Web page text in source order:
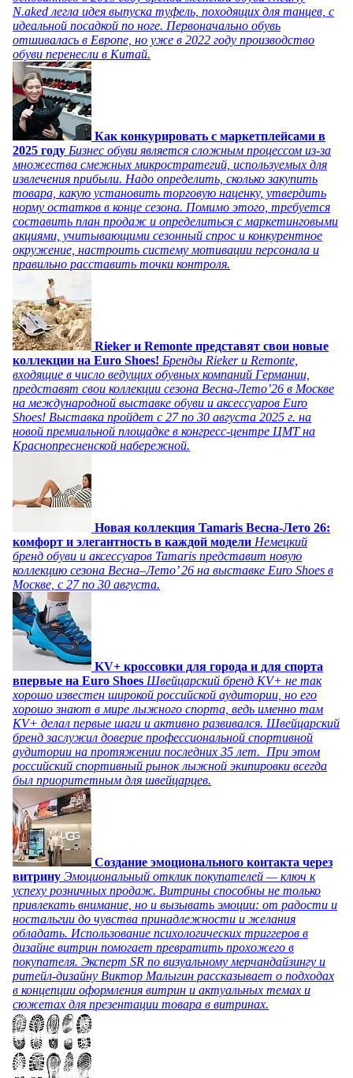
N.aked легла идея выпуска туфель, походящих для танцев, с
идеальной посадкой по ноге. Первоначально обувь
отшивалась в Европе, но уже в 2022 году производство
обуви перенесли в Китай.
Как конкурировать с маркетплейсами в
2025 году Бизнес обуви является сложным процессом из-за
множества смежных микростратегий, используемых для
извлечения прибыли. Надо определить, сколько закупить
товара, какую установить торговую наценку, утвердить
норму остатков в конце сезона. Помимо этого, требуется
составить план продаж и определиться с маркетинговыми
акциями, учитывающими сезонный спрос и конкурентное
окружение, настроить систему мотивации персонала и
правильно расставить точки контроля.
Rieker и Remonte представят свои новые
коллекции на Euro Shoes! Бренды Rieker и Remonte,
входящие в число ведущих обувных компаний Германии,
представят свои коллекции сезона Весна-Лето’26 в Москве
на международной выставке обуви и аксессуаров Euro
Shoes! Выставка пройдет c 27 по 30 августа 2025 г. на
новой премиальной площадке в конгресс-центре ЦМТ на
Краснопресненской набережной.
Новая коллекция Tamaris Весна-Лето 26:
комфорт и элегантность в каждой модели Немецкий
бренд обуви и аксессуаров Tamaris представит новую
коллекцию сезона Весна–Лето’ 26 на выставке Euro Shoes в
Москве, с 27 по 30 августа.
KV+ кроссовки для города и для спорта
впервые на Euro Shoes Швейцарский бренд KV+ не так
хорошо известен широкой российской аудитории, но его
хорошо знают в мире лыжного спорта, ведь именно там
KV+ делал первые шаги и активно развивался. Швейцарский
бренд заслужил доверие профессиональной спортивной
аудитории на протяжении последних 35 лет. При этом
российский спортивный рынок лыжной экипировки всегда
был приоритетным для швейцарцев.
Создание эмоционального контакта через
витрину Эмоциональный отклик покупателей — ключ к
успеху розничных продаж. Витрины способны не только
привлекать внимание, но и вызывать эмоции: от радости и
ностальгии до чувства принадлежности и желания
обладать. Использование психологических триггеров в
дизайне витрин помогает превратить прохожего в
покупателя. Эксперт SR по визуальному мерчандайзингу и
ритейл-дизайну Виктор Малыгин рассказывает о подходах
в концепции оформления витрин и актуальных темах и
сюжетах для презентации товара в витринах.